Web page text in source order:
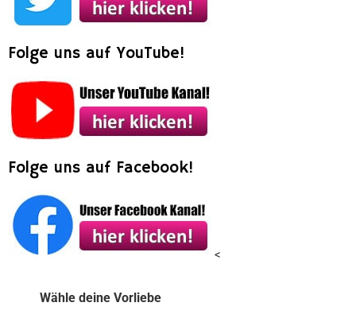
Folge uns auf YouTube!
Folge uns auf Facebook!
<
Wähle deine Vorliebe